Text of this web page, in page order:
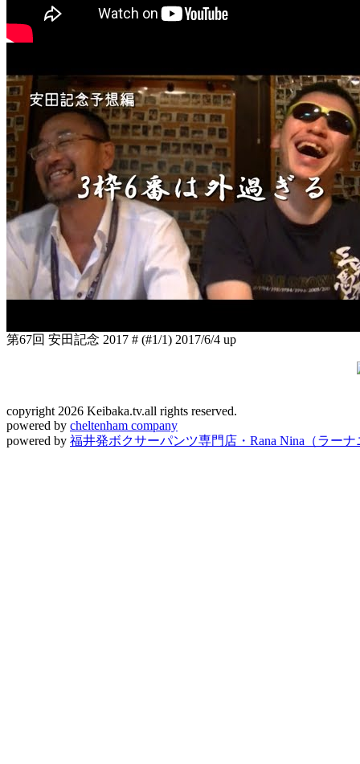
第67回 安田記念 2017 # (#1/1) 2017/6/4 up
copyright 2026 Keibaka.tv.all rights reserved.
powered by cheltenham company
powered by 福井発ボクサーパンツ専門店・Rana Nina（ラー